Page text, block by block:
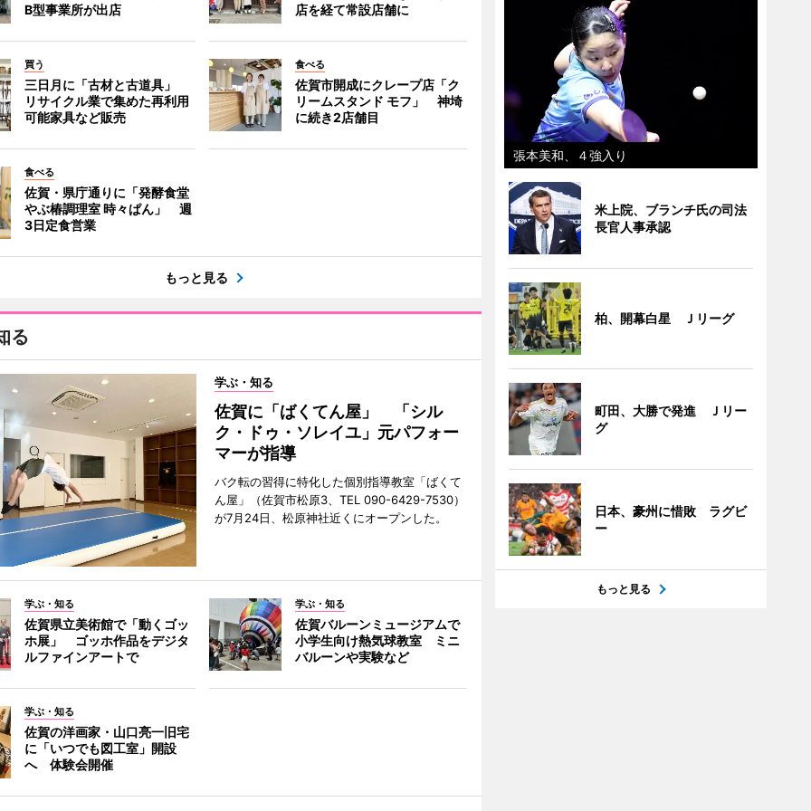
B型事業所が出店
店を経て常設店舗に
買う
三日月に「古材と古道具」
リサイクル業で集めた再利用
可能家具など販売
食べる
佐賀市開成にクレープ店「ク
リームスタンド モフ」 神埼
に続き2店舗目
食べる
佐賀・県庁通りに「発酵食堂
やぶ椿調理室 時々ぱん」 週
3日定食営業
もっと見る
る
学ぶ・知る
佐賀に「ばくてん屋」 「シル
ク・ドゥ・ソレイユ」元パフォー
マーが指導
バク転の習得に特化した個別指導教室「ばくて
ん屋」（佐賀市松原3、TEL 090-6429-7530）
が7月24日、松原神社近くにオープンした。
学ぶ・知る
佐賀県立美術館で「動くゴッ
ホ展」 ゴッホ作品をデジタ
ルファインアートで
学ぶ・知る
佐賀バルーンミュージアムで
小学生向け熱気球教室 ミニ
バルーンや実験など
学ぶ・知る
佐賀の洋画家・山口亮一旧宅
に「いつでも図工室」開設
へ 体験会開催
張本美和、４強入り
米上院、ブランチ氏の司法
長官人事承認
柏、開幕白星 Ｊリーグ
町田、大勝で発進 Ｊリー
グ
日本、豪州に惜敗 ラグビ
ー
もっと見る